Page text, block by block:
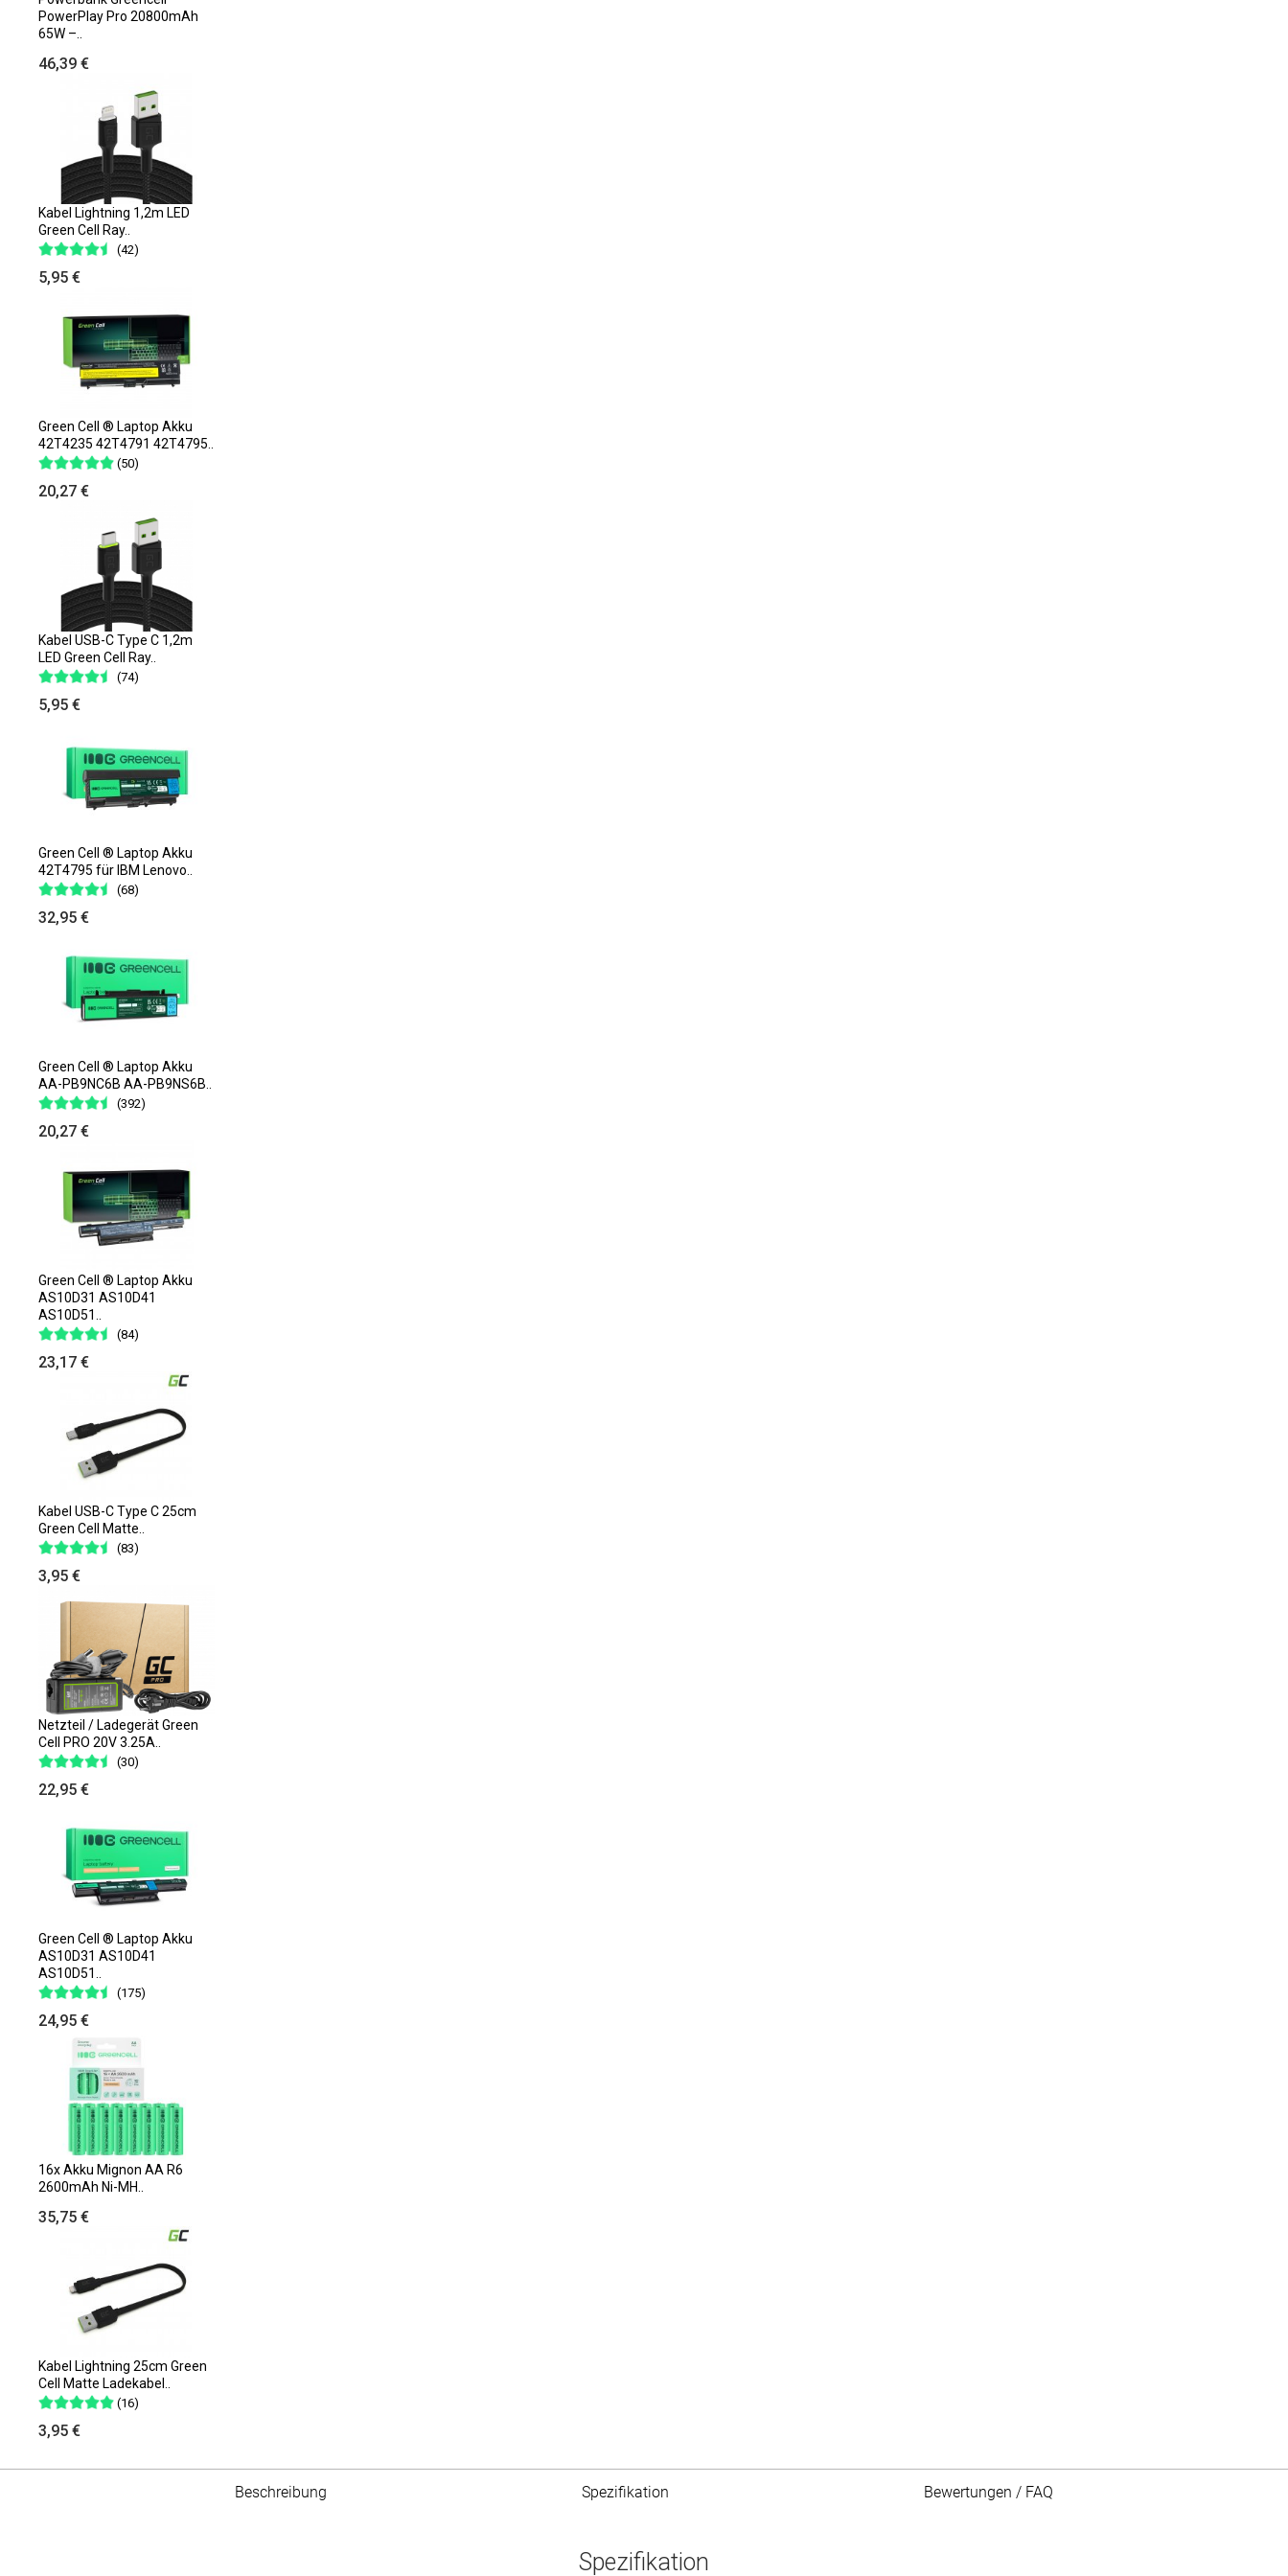
PowerPlay Pro 20800mAh
65W –..
46,39 €
Kabel Lightning 1,2m LED
Green Cell Ray..
(42)
5,95 €
Green Cell ® Laptop Akku
42T4235 42T4791 42T4795..
(50)
20,27 €
Kabel USB-C Type C 1,2m
LED Green Cell Ray..
(74)
5,95 €
Green Cell ® Laptop Akku
42T4795 für IBM Lenovo..
(68)
32,95 €
Green Cell ® Laptop Akku
AA-PB9NC6B AA-PB9NS6B..
(392)
20,27 €
Green Cell ® Laptop Akku
AS10D31 AS10D41
AS10D51..
(84)
23,17 €
Kabel USB-C Type C 25cm
Green Cell Matte..
(83)
3,95 €
Netzteil / Ladegerät Green
Cell PRO 20V 3.25A..
(30)
22,95 €
Green Cell ® Laptop Akku
AS10D31 AS10D41
AS10D51..
(175)
24,95 €
16x Akku Mignon AA R6
2600mAh Ni-MH..
35,75 €
Kabel Lightning 25cm Green
Cell Matte Ladekabel..
(16)
3,95 €
Beschreibung Spezifikation Bewertungen / FAQ
Spezifikation